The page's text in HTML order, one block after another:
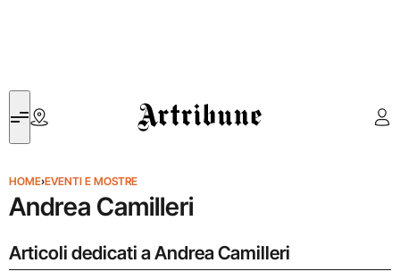
Artribune
HOME›EVENTI E MOSTRE
Andrea Camilleri
Articoli dedicati a Andrea Camilleri